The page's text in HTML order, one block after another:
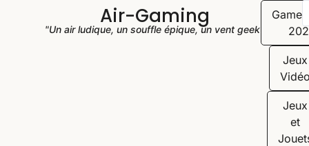
Air-Gaming
"Un air ludique, un souffle épique, un vent geek"
Jeux
Jeux
et